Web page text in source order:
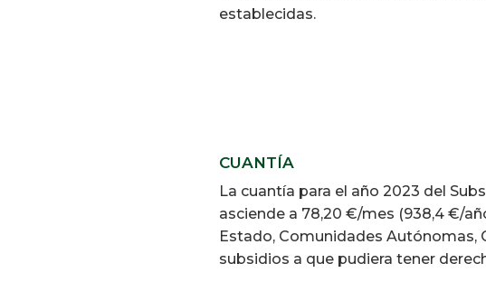
establecidas.
CUANTÍA
La cuantía para el año 2023 del
asciende a 78,20 €/mes (938,4 €/
Estado, Comunidades Autónomas,
subsidios a que pudiera tener